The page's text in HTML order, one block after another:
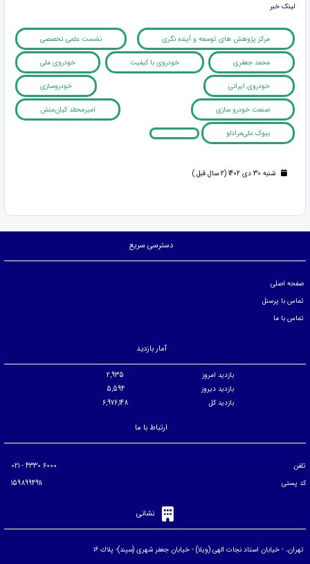
لینک خبر
مرکز پژوهش های توسعه و آینده نگری نشست علمی تخصصی
محمد جعفری خودروی با کیفیت خودروی ملی
خودروی ایرانی خودروسازی
صنعت خودرو سازی امیرمحمّد کیان‌منش
بیوک علی‌مرادلو
شنبه 30 دی 1402 (2 سال قبل )
دسترسی سریع
صفحه اصلی
تماس با پرسنل
تماس با ما
آمار بازدید
بازدید امروز
2,935
بازدید دیروز
5,594
بازدید کل
6,976,148
ارتباط با ما
تلفن
کد پستی
نشانی
تهران، - خيابان استاد نجات الهی (ويلا) - خيابان جعفر شهری (سپند)- پلاك ۱۶